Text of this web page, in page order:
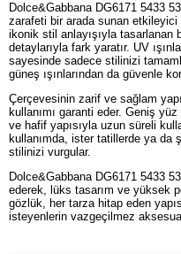
Dolce&Gabbana DG6171 5433
zarafeti bir arada sunan etkileyici
ikonik stil anlayışıyla
detaylarıyla fark yaratır. UV
sayesinde sadece stilinizi
güneş ışınlarından da güvenle
Çerçevesinin zarif ve sağlam
kullanımı garanti eder. Geniş
ve hafif yapısıyla uzun süreli
kullanımda, ister tatillerde ya da
stilinizi vurgular.
Dolce&Gabbana DG6171 5433
ederek, lüks tasarım ve yüksek
gözlük, her tarza hitap eden
isteyenlerin vazgeçilmez